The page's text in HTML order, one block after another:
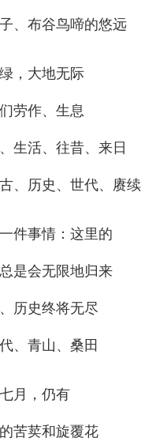
、布谷鸟啼的悠远
，大地无际
劳作、生息
生活、往昔、来日
、历史、世代、赓续
件事情：这里的
是会无限地归来
历史终将无尽
、青山、桑田
月，仍有
苦荬和旋覆花